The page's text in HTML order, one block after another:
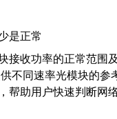
是正常
接收功率的正常范围
不同速率光模块的
帮助用户快速判断网